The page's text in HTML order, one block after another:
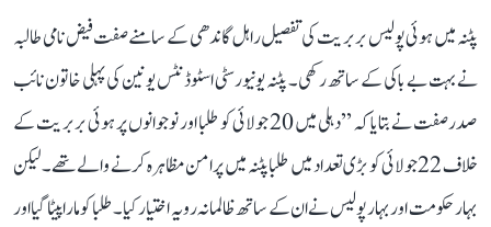
پٹنہ میں ہوئی پولیس بربریت کی تفصیل راہل گاندھی کے سامنے صفت فیض نامی طالبہ
نے بہت بے باکی کے ساتھ رکھی۔ پٹنہ یونیورسٹی اسٹوڈنٹس یونین کی پہلی خاتون نائب
صدر صفت نے بتایا کہ ’’دہلی میں 20 جولائی کو طلبا اور نوجوانوں پر ہوئی بربریت کے
خلاف 22 جولائی کو بڑی تعداد میں طلبا پٹنہ میں پرامن مظاہرہ کرنے والے تھے۔ لیکن
بہار حکومت اور بہار پولیس نے ان کے ساتھ ظالمانہ رویہ اختیار کیا۔ طلبا کو مارا پیٹا گیا اور